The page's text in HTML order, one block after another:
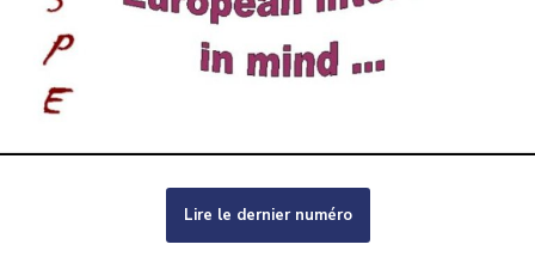
Lire le dernier numéro